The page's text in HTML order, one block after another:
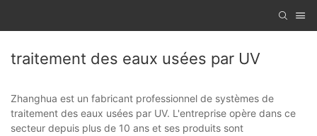
traitement des eaux usées par UV
Zhanghua est un fabricant professionnel de systèmes de
traitement des eaux usées par UV. L'entreprise opère dans ce
secteur depuis plus de 10 ans et ses produits sont